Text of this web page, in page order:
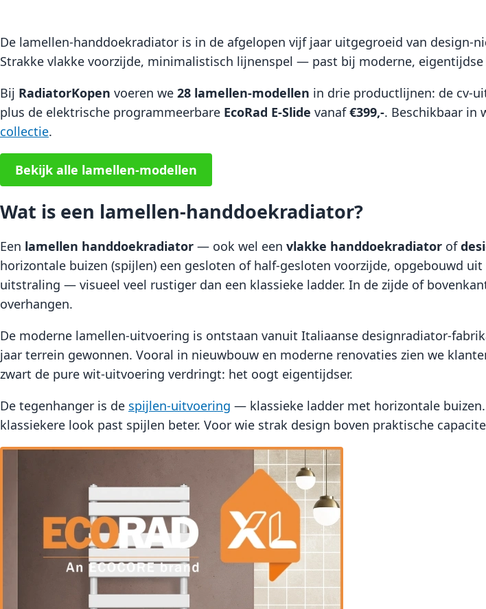
De lamellen-handdoekradiator is in de afgelopen vijf jaar uitgegroeid van
Strakke vlakke voorzijde, minimalistisch lijnenspel — past bij moderne,
Bij RadiatorKopen voeren we 28 lamellen-modellen in drie productlijnen: de cv-
plus de elektrische programmeerbare EcoRad E-Slide vanaf€399,-. Beschikbaar in
collectie.
Bekijk alle lamellen-modellen
Wat is een lamellen-handdoekradiator?
Een lamellen handdoekradiator — ook wel een vlakke handdoekradiator of
horizontale buizen (spijlen) een gesloten of half-gesloten voorzijde, opgebouwd
uitstraling — visueel veel rustiger dan een klassieke ladder. In de zijde of
overhangen.
De moderne lamellen-uitvoering is ontstaan vanuit Italiaanse designradiator-
jaar terrein gewonnen. Vooral in nieuwbouw en moderne renovaties zien we
zwart de pure wit-uitvoering verdringt: het oogt eigentijdser.
De tegenhanger is de spijlen-uitvoering — klassieke ladder met horizontale
klassiekere look past spijlen beter. Voor wie strak design boven praktische